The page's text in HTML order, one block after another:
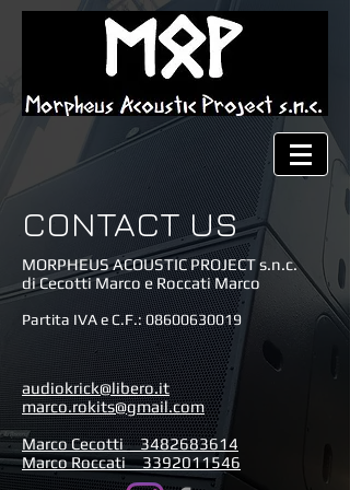
CONTACT US
MORPHEUS ACOUSTIC PROJECT s.n.c.
di Cecotti Marco e Roccati Marco
Partita IVA e C.F.:08600630019
audiokrick@libero.it
marco.rokits@gmail.com
Marco Cecotti 3482683614
Marco Roccati 3392011546